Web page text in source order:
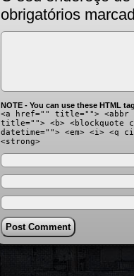
obrigatórios
NOTE - You can use these HTML
<a href="" title=""> <abbr
title=""> <b> <blockquote
datetime=""> <em> <i> <q
<strong>